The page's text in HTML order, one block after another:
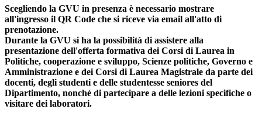
Scegliendo la GVU in presenza è necessario mostrare
all'ingresso il QR Code che si riceve via email all'atto di
prenotazione.
Durante la GVU si ha la possibilità di assistere alla
presentazione dell'offerta formativa dei Corsi di Laurea in
Politiche, cooperazione e sviluppo, Scienze politiche, Governo e
Amministrazione e dei Corsi di Laurea Magistrale da parte dei
docenti, degli studenti e delle studentesse seniores del
Dipartimento, nonché di partecipare a delle lezioni specifiche o
visitare dei laboratori.